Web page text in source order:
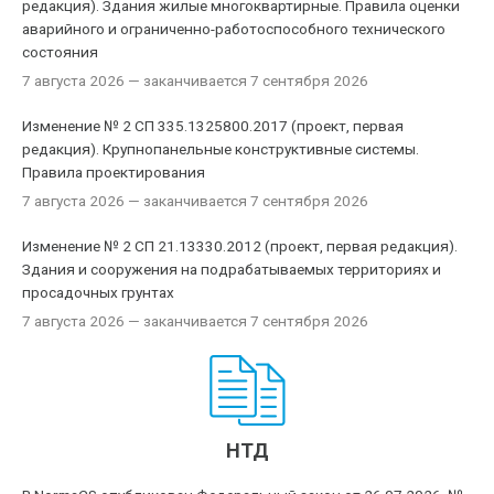
редакция). Здания жилые многоквартирные. Правила оценки
аварийного и ограниченно-работоспособного технического
состояния
7 августа 2026 — заканчивается 7 сентября 2026
Изменение № 2 СП 335.1325800.2017 (проект, первая
редакция). Крупнопанельные конструктивные системы.
Правила проектирования
7 августа 2026 — заканчивается 7 сентября 2026
Изменение № 2 СП 21.13330.2012 (проект, первая редакция).
Здания и сооружения на подрабатываемых территориях и
просадочных грунтах
7 августа 2026 — заканчивается 7 сентября 2026
НТД